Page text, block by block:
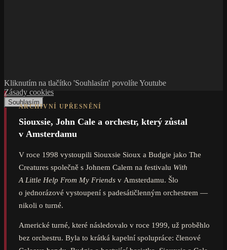
Kliknutím na tlačítko 'Souhlasím' povolíte Youtube
Zásady cookies
Souhlasím
ARCHIVNÍ UPŘESNĚNÍ
Siouxsie, John Cale a orchestr, který zůstal
v Amsterdamu
V roce 1998 vystoupili Siouxsie Sioux a Budgie jako The
Creatures společně s Johnem Calem na festivalu With
A Little Help From My Friends v Amsterdamu. Šlo
o jednorázové vystoupení s padesátičlenným orchestrem —
nikoli o turné.
Americké turné, které následovalo v roce 1999, už proběhlo
bez orchestru. Byla to krátká kapelní spolupráce: členové